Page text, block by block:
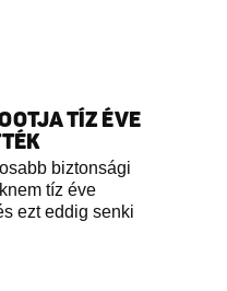
TÍZ ÉVE
biztonsági
tíz éve
ezt eddig senki